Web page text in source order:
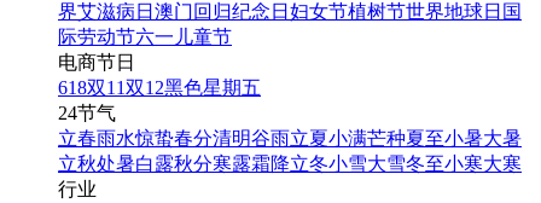
界艾滋病日 澳门回归纪念日 妇女节植树节世界地球日 国
际劳动节六一儿童节
电商节日
618双11双12黑色星期五
24节气
立春雨水惊蛰春分清明谷雨立夏小满芒种夏至小暑大暑
立秋处暑白露秋分寒露霜降立冬小雪大雪冬至小寒大寒
行业